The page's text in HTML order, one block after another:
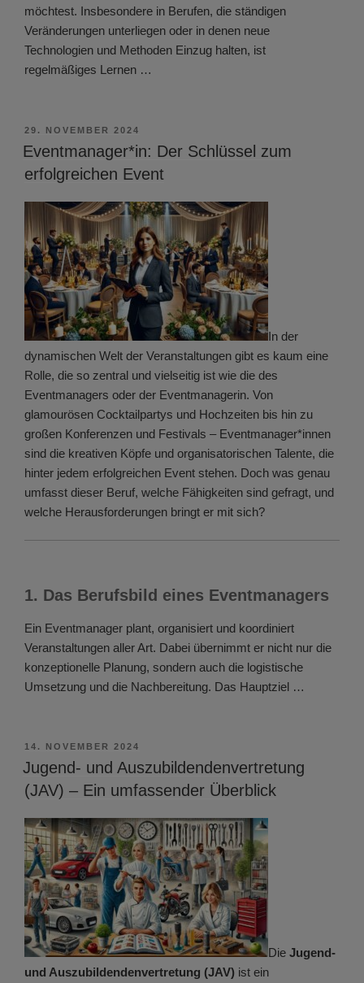
möchtest. Insbesondere in Berufen, die ständigen
Veränderungen unterliegen oder in denen neue
Technologien und Methoden Einzug halten, ist
regelmäßiges Lernen …
VERÖFFENTLICHT
AM
29. NOVEMBER 2024
Eventmanager*in: Der Schlüssel zum
erfolgreichen Event
In der
dynamischen Welt der Veranstaltungen gibt es kaum eine
Rolle, die so zentral und vielseitig ist wie die des
Eventmanagers oder der Eventmanagerin. Von
glamourösen Cocktailpartys und Hochzeiten bis hin zu
großen Konferenzen und Festivals – Eventmanager*innen
sind die kreativen Köpfe und organisatorischen Talente, die
hinter jedem erfolgreichen Event stehen. Doch was genau
umfasst dieser Beruf, welche Fähigkeiten sind gefragt, und
welche Herausforderungen bringt er mit sich?
1. Das Berufsbild eines Eventmanagers
Ein Eventmanager plant, organisiert und koordiniert
Veranstaltungen aller Art. Dabei übernimmt er nicht nur die
konzeptionelle Planung, sondern auch die logistische
Umsetzung und die Nachbereitung. Das Hauptziel …
VERÖFFENTLICHT
AM
14. NOVEMBER 2024
Jugend- und Auszubildendenvertretung
(JAV) – Ein umfassender Überblick
Die Jugend-
und Auszubildendenvertretung (JAV) ist ein